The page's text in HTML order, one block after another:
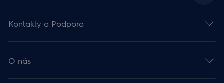
Kontakty a Podpora
O nás